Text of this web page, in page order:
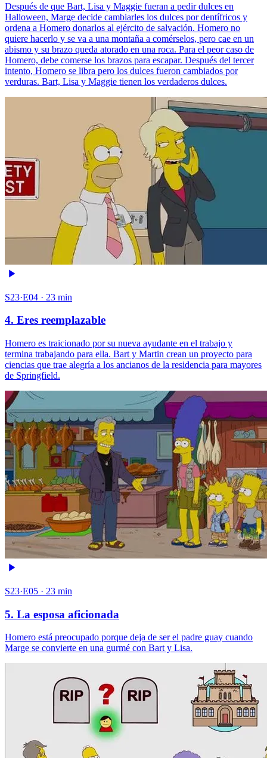
Después de que Bart, Lisa y Maggie fueran a pedir dulces en
Halloween, Marge decide cambiarles los dulces por dentífricos y
ordena a Homero donarlos al ejército de salvación. Homero no
quiere hacerlo y se va a una montaña a comérselos, pero cae en un
abismo y su brazo queda atorado en una roca. Para el peor caso de
Homero, debe comerse los brazos para escapar. Después del tercer
intento, Homero se libra pero los dulces fueron cambiados por
verduras. Bart, Lisa y Maggie tienen los verdaderos dulces.
S23·E04 · 23 min
4. Eres reemplazable
Homero es traicionado por su nueva ayudante en el trabajo y
termina trabajando para ella. Bart y Martin crean un proyecto para
ciencias que trae alegría a los ancianos de la residencia para mayores
de Springfield.
S23·E05 · 23 min
5. La esposa aficionada
Homero está preocupado porque deja de ser el padre guay cuando
Marge se convierte en una gurmé con Bart y Lisa.